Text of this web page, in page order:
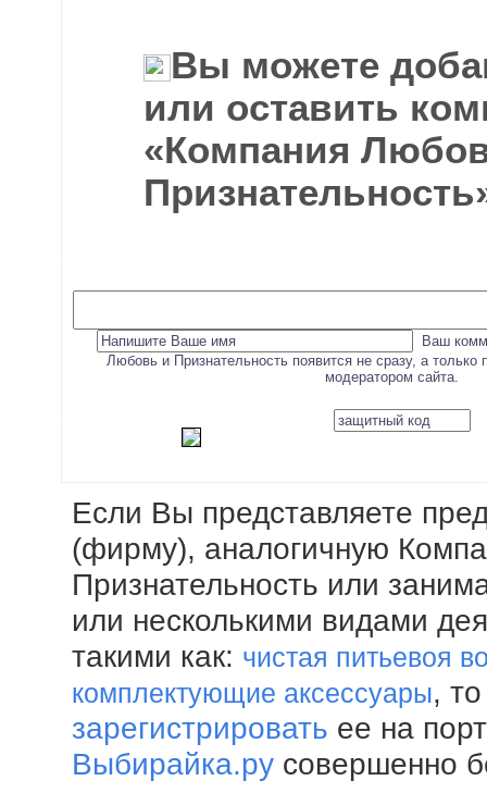
Вы можете
или оставить
«Компания
Ваш
Любовь и Признательность появится не сразу, а только
модератором сайта.
Если Вы представляете
(фирму), аналогичную
Признательность или
или несколькими видами
такими как: чистая питьевоя
комплектующие аксессуары,
зарегистрировать ее на
Выбирайка.ру совершенно